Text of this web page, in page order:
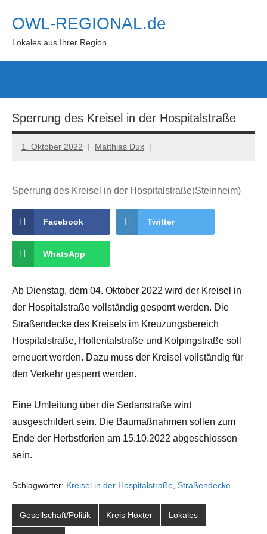
Inhalt
springen
OWL-REGIONAL.de
Lokales aus Ihrer Region
Sperrung des Kreisel in der Hospitalstraße
1. Oktober 2022 Matthias Dux
Sperrung des Kreisel in der Hospitalstraße(Steinheim)
Facebook Twitter
WhatsApp
Ab Dienstag, dem 04. Oktober 2022 wird der Kreisel in
der Hospitalstraße vollständig gesperrt werden. Die
Straßendecke des Kreisels im Kreuzungsbereich
Hospitalstraße, Hollentalstraße und Kolpingstraße soll
erneuert werden. Dazu muss der Kreisel vollständig für
den Verkehr gesperrt werden.
Eine Umleitung über die Sedanstraße wird
ausgeschildert sein. Die Baumaßnahmen sollen zum
Ende der Herbstferien am 15.10.2022 abgeschlossen
sein.
Schlagwörter: Kreisel in der Hospitalstraße Straßendecke
Gesellschaft/Politik Kreis Höxter Lokales